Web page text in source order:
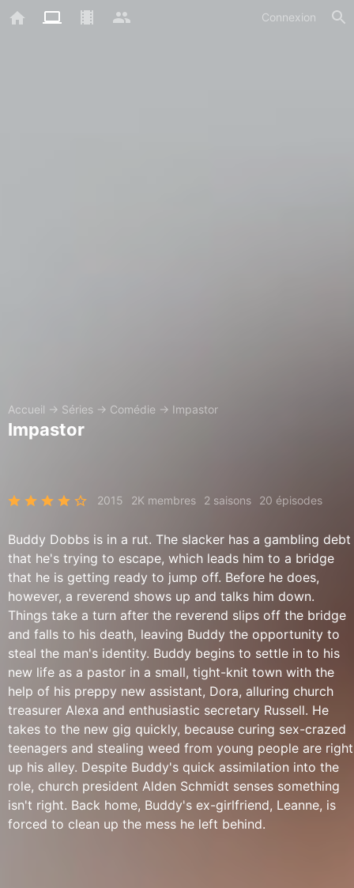
Connexion
Accueil → Séries → Comédie → Impastor
Impastor
2015 2K membres 2 saisons 20 épisodes
Buddy Dobbs is in a rut. The slacker has a gambling debt
that he's trying to escape, which leads him to a bridge
that he is getting ready to jump off. Before he does,
however, a reverend shows up and talks him down.
Things take a turn after the reverend slips off the bridge
and falls to his death, leaving Buddy the opportunity to
steal the man's identity. Buddy begins to settle in to his
new life as a pastor in a small, tight-knit town with the
help of his preppy new assistant, Dora, alluring church
treasurer Alexa and enthusiastic secretary Russell. He
takes to the new gig quickly, because curing sex-crazed
teenagers and stealing weed from young people are right
up his alley. Despite Buddy's quick assimilation into the
role, church president Alden Schmidt senses something
isn't right. Back home, Buddy's ex-girlfriend, Leanne, is
forced to clean up the mess he left behind.